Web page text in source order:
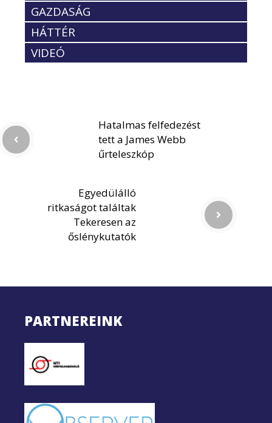
GAZDASÁG
HÁTTÉR
VIDEÓ
Hatalmas felfedezést
tett a James Webb
űrteleszkóp
Egyedülálló
ritkaságot találtak
Tekeresen az
őslénykutatók
PARTNEREINK